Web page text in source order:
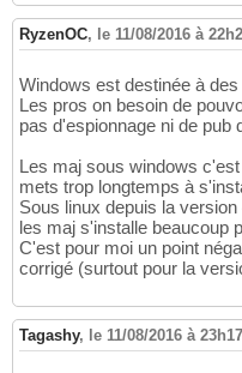
RyzenOC, le 11/08/2016 à
Windows est destinée à
Les pros on besoin de
pas d'espionnage ni de pub
Les maj sous windows
mets trop longtemps à
Sous linux depuis la
les maj s'installe beaucoup
C'est pour moi un point
corrigé (surtout pour la
Tagashy, le 11/08/2016 à 23h17